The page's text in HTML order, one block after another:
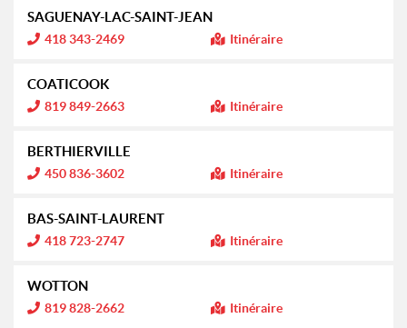
o
o
r
m
a
o
SAGUENAY-LAC-SAINT-JEAN
I
n
o
r
m
a
o
418 343-2469 Itinéraire
COATICOOK
I
n
o
r
m
a
o
819 849-2663 Itinéraire
BERTHIERVILLE
I
n
o
r
m
a
o
450 836-3602 Itinéraire
BAS-SAINT-LAURENT
I
n
o
r
m
a
418 723-2747 Itinéraire
WOTTON
I
n
819 828-2662 Itinéraire